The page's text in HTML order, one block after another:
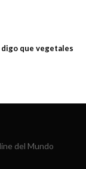
que vegetales
del Mundo